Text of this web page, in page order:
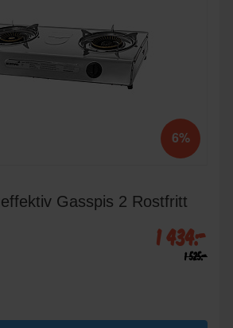
6%
Gasspis 2 Rostfritt
1 434:-
1 525:-